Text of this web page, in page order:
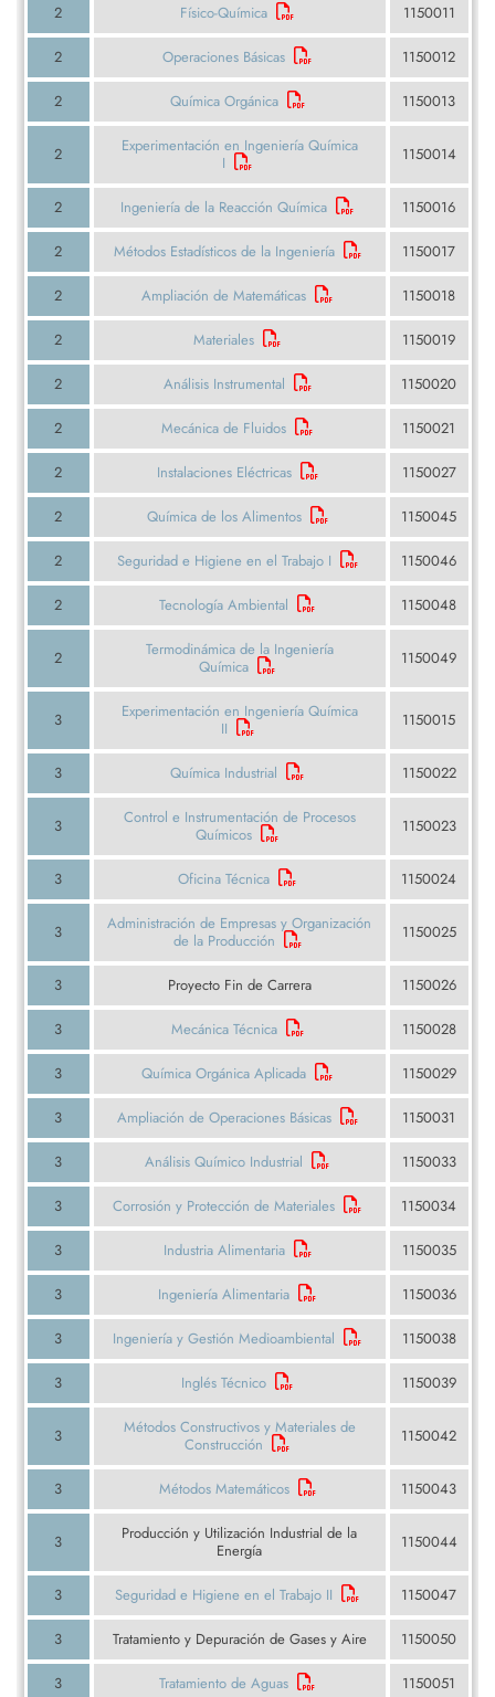
2 Físico-Química 1150011
2 Operaciones Básicas 1150012
2 Química Orgánica 1150013
2
Experimentación en Ingeniería Química
I
1150014
2 Ingeniería de la Reacción Química 1150016
2 Métodos Estadísticos de la Ingeniería 1150017
2 Ampliación de Matemáticas 1150018
2 Materiales 1150019
2 Análisis Instrumental 1150020
2 Mecánica de Fluidos 1150021
2 Instalaciones Eléctricas 1150027
2 Química de los Alimentos 1150045
2 Seguridad e Higiene en el Trabajo I 1150046
2 Tecnología Ambiental 1150048
2
Termodinámica de la Ingeniería
Química
1150049
3
Experimentación en Ingeniería Química
II
1150015
3 Química Industrial 1150022
3
Control e Instrumentación de Procesos
Químicos
1150023
3 Oficina Técnica 1150024
3
Administración de Empresas y Organización
de la Producción
1150025
3 Proyecto Fin de Carrera 1150026
3 Mecánica Técnica 1150028
3 Química Orgánica Aplicada 1150029
3 Ampliación de Operaciones Básicas 1150031
3 Análisis Químico Industrial 1150033
3 Corrosión y Protección de Materiales 1150034
3 Industria Alimentaria 1150035
3 Ingeniería Alimentaria 1150036
3 Ingeniería y Gestión Medioambiental 1150038
3 Inglés Técnico 1150039
3
Métodos Constructivos y Materiales de
Construcción
1150042
3 Métodos Matemáticos 1150043
3
Producción y Utilización Industrial de la
Energía
1150044
3 Seguridad e Higiene en el Trabajo II 1150047
3 Tratamiento y Depuración de Gases y Aire 1150050
3 Tratamiento de Aguas 1150051